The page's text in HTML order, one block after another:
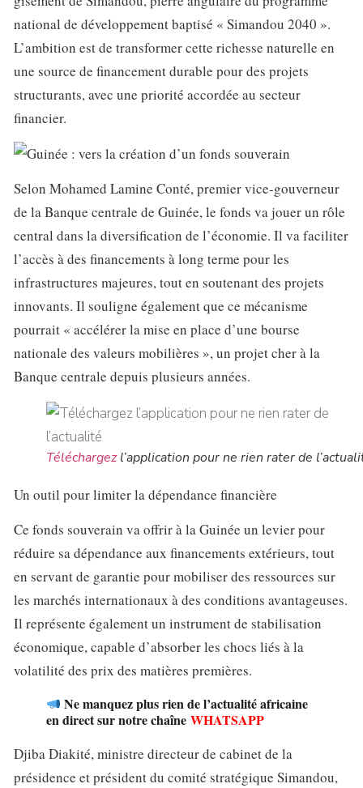
national de développement baptisé « Simandou 2040 ».
L’ambition est de transformer cette richesse naturelle en
une source de financement durable pour des projets
structurants, avec une priorité accordée au secteur
financier.
Selon Mohamed Lamine Conté, premier vice-gouverneur
de la Banque centrale de Guinée, le fonds va jouer un rôle
central dans la diversification de l’économie. Il va faciliter
l’accès à des financements à long terme pour les
infrastructures majeures, tout en soutenant des projets
innovants. Il souligne également que ce mécanisme
pourrait « accélérer la mise en place d’une bourse
nationale des valeurs mobilières », un projet cher à la
Banque centrale depuis plusieurs années.
Téléchargezl’application pour ne rien rater de
Un outil pour limiter la dépendance financière
Ce fonds souverain va offrir à la Guinée un levier pour
réduire sa dépendance aux financements extérieurs, tout
en servant de garantie pour mobiliser des ressources sur
les marchés internationaux à des conditions avantageuses.
Il représente également un instrument de stabilisation
économique, capable d’absorber les chocs liés à la
volatilité des prix des matières premières.
Ne manquez plus rien de l’actualité africaine
en direct sur notre chaîne WHATSAPP
Djiba Diakité, ministre directeur de cabinet de la
présidence et président du comité stratégique Simandou,